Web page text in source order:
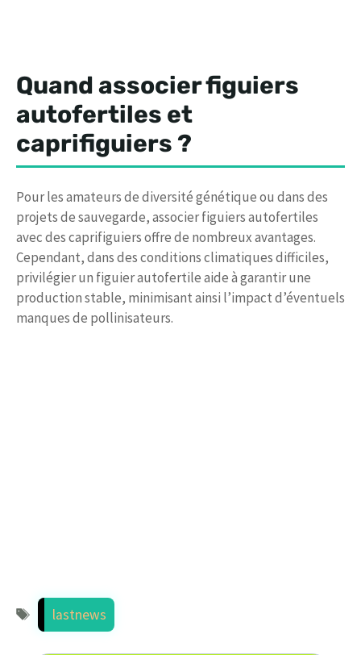
Quand associer figuiers
autofertiles et
caprifiguiers ?
Pour les amateurs de diversité génétique ou dans des
projets de sauvegarde, associer figuiers autofertiles
avec des caprifiguiers offre de nombreux avantages.
Cependant, dans des conditions climatiques difficiles,
privilégier un figuier autofertile aide à garantir une
production stable, minimisant ainsi l’impact d’éventuels
manques de pollinisateurs.
Étiquettes
lastnews